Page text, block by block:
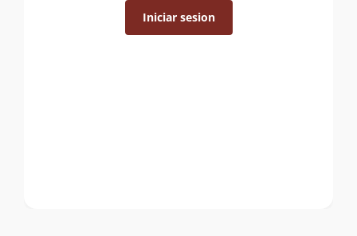
Iniciar sesion